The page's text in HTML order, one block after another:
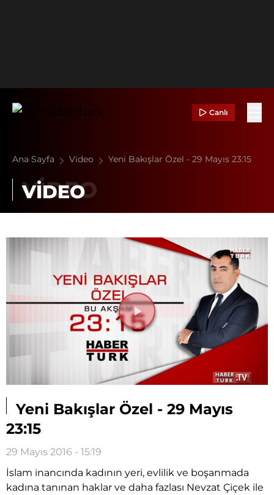
Canlı
Ana Sayfa Video Yeni Bakışlar Özel - 29 Mayıs 23:15
VİDEO
Videoyu
Oynat
Yeni Bakışlar Özel - 29 Mayıs
23:15
29 Mayıs 2016 - 15:19
İslam inancında kadının yeri, evlilik ve boşanmada
kadına tanınan haklar ve daha fazlası Nevzat Çiçek ile